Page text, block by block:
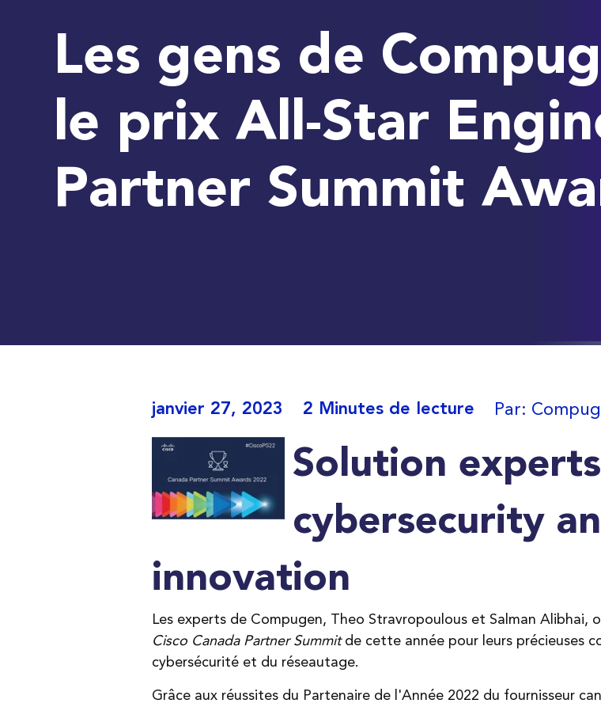
Les gens de
le prix All-Star
Partner Summit
janvier 27, 2023 2 Minutes de lecture Par:
Solution
cybersecurity
innovation
Les experts de Compugen, Theo Stravropoulous et Salman Alibhai,
Cisco Canada Partner Summitde cette année pour leurs précieuses
cybersécurité et du réseautage.
Grâce aux réussites du Partenaire de l'Année 2022 du fournisseur